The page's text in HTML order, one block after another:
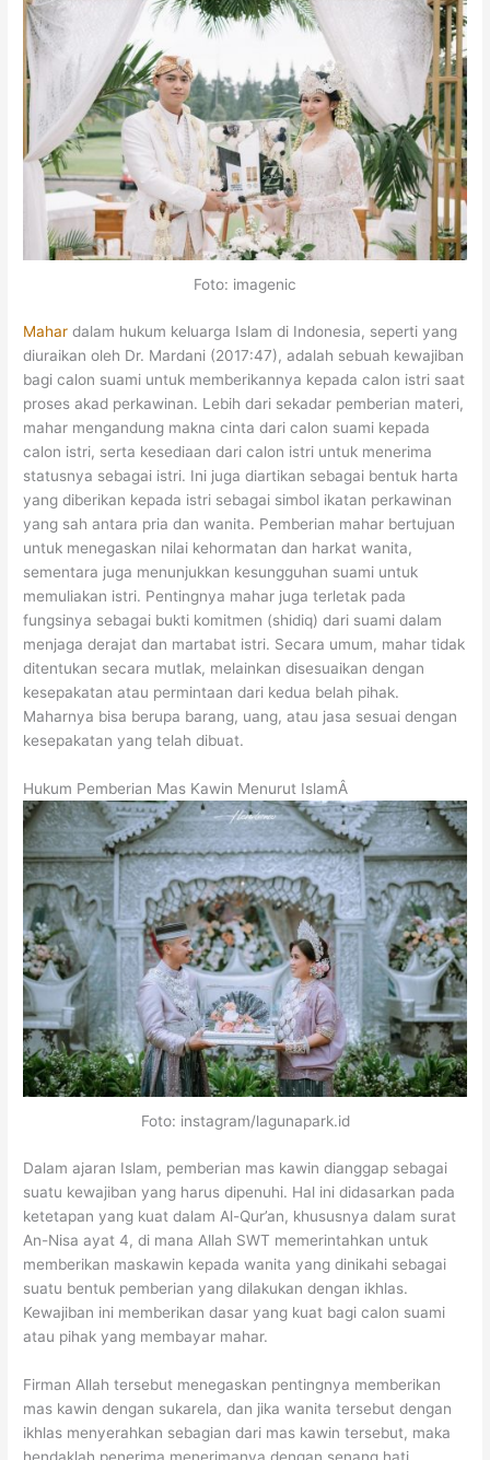
Foto: imagenic
Mahar dalam hukum keluarga Islam di Indonesia, seperti yang
diuraikan oleh Dr. Mardani (2017:47), adalah sebuah kewajiban
bagi calon suami untuk memberikannya kepada calon istri saat
proses akad perkawinan. Lebih dari sekadar pemberian materi,
mahar mengandung makna cinta dari calon suami kepada
calon istri, serta kesediaan dari calon istri untuk menerima
statusnya sebagai istri. Ini juga diartikan sebagai bentuk harta
yang diberikan kepada istri sebagai simbol ikatan perkawinan
yang sah antara pria dan wanita. Pemberian mahar bertujuan
untuk menegaskan nilai kehormatan dan harkat wanita,
sementara juga menunjukkan kesungguhan suami untuk
memuliakan istri. Pentingnya mahar juga terletak pada
fungsinya sebagai bukti komitmen (shidiq) dari suami dalam
menjaga derajat dan martabat istri. Secara umum, mahar tidak
ditentukan secara mutlak, melainkan disesuaikan dengan
kesepakatan atau permintaan dari kedua belah pihak.
Maharnya bisa berupa barang, uang, atau jasa sesuai dengan
kesepakatan yang telah dibuat.
Hukum Pemberian Mas Kawin Menurut IslamÂ
Foto: instagram/lagunapark.id
Dalam ajaran Islam, pemberian mas kawin dianggap sebagai
suatu kewajiban yang harus dipenuhi. Hal ini didasarkan pada
ketetapan yang kuat dalam Al-Qur’an, khususnya dalam surat
An-Nisa ayat 4, di mana Allah SWT memerintahkan untuk
memberikan maskawin kepada wanita yang dinikahi sebagai
suatu bentuk pemberian yang dilakukan dengan ikhlas.
Kewajiban ini memberikan dasar yang kuat bagi calon suami
atau pihak yang membayar mahar.
Firman Allah tersebut menegaskan pentingnya memberikan
mas kawin dengan sukarela, dan jika wanita tersebut dengan
ikhlas menyerahkan sebagian dari mas kawin tersebut, maka
hendaklah penerima menerimanya dengan senang hati.